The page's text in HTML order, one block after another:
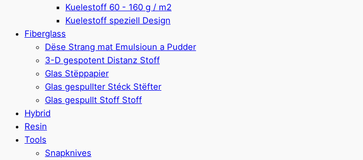
Kuelestoff 60 - 160 g / m2
Kuelestoff speziell Design
Fiberglass
Dëse Strang mat Emulsioun a Pudder
3-D gespotent Distanz Stoff
Glas Stëppapier
Glas gespullter Stéck Stëfter
Glas gespullt Stoff Stoff
Hybrid
Resin
Tools
Snapknives